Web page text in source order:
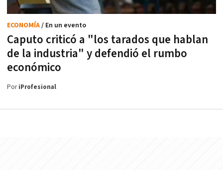
Caputo criticó a "los tarados que hablan
de la industria" y defendió el rumbo
económico
ECONOMÍA/ En un evento
PoriProfesional